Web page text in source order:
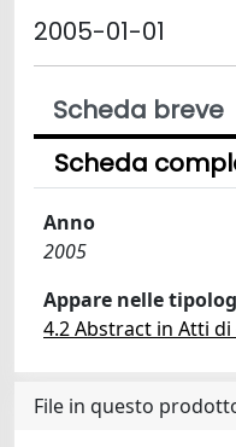
2005-01-01
Scheda breve
Scheda
Anno
2005
Appare nelle
4.2 Abstract in Atti
File in questo